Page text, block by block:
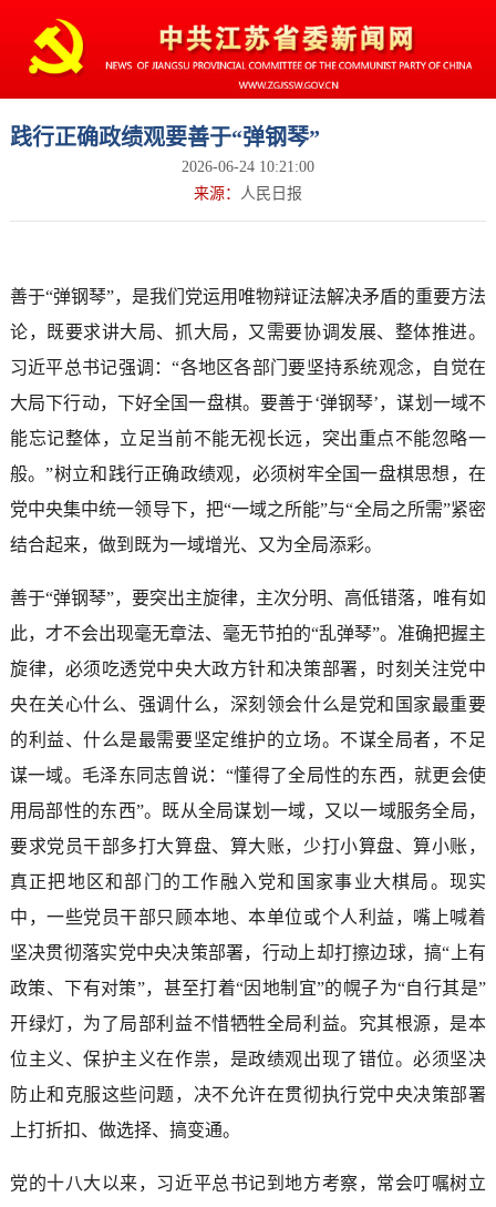
践行正确政绩观要善于“弹钢琴”
2026-06-24 10:21:00
来源：
人民日报
善于“弹钢琴”，是我们党运用唯物辩证法解决矛盾的重要方法
论，既要求讲大局、抓大局，又需要协调发展、整体推进。
习近平总书记强调：“各地区各部门要坚持系统观念，自觉在
大局下行动，下好全国一盘棋。要善于‘弹钢琴’，谋划一域不
能忘记整体，立足当前不能无视长远，突出重点不能忽略一
般。”树立和践行正确政绩观，必须树牢全国一盘棋思想，在
党中央集中统一领导下，把“一域之所能”与“全局之所需”紧密
结合起来，做到既为一域增光、又为全局添彩。
善于“弹钢琴”，要突出主旋律，主次分明、高低错落，唯有如
此，才不会出现毫无章法、毫无节拍的“乱弹琴”。准确把握主
旋律，必须吃透党中央大政方针和决策部署，时刻关注党中
央在关心什么、强调什么，深刻领会什么是党和国家最重要
的利益、什么是最需要坚定维护的立场。不谋全局者，不足
谋一域。毛泽东同志曾说：“懂得了全局性的东西，就更会使
用局部性的东西”。既从全局谋划一域，又以一域服务全局，
要求党员干部多打大算盘、算大账，少打小算盘、算小账，
真正把地区和部门的工作融入党和国家事业大棋局。现实
中，一些党员干部只顾本地、本单位或个人利益，嘴上喊着
坚决贯彻落实党中央决策部署，行动上却打擦边球，搞“上有
政策、下有对策”，甚至打着“因地制宜”的幌子为“自行其是”
开绿灯，为了局部利益不惜牺牲全局利益。究其根源，是本
位主义、保护主义在作祟，是政绩观出现了错位。必须坚决
防止和克服这些问题，决不允许在贯彻执行党中央决策部署
上打折扣、做选择、搞变通。
党的十八大以来，习近平总书记到地方考察，常会叮嘱树立